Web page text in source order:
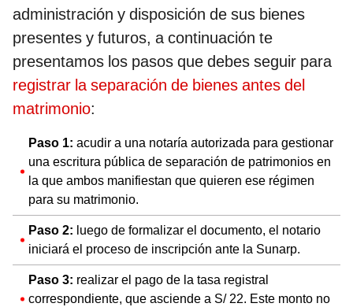
administración y disposición de sus bienes
presentes y futuros, a continuación te
presentamos los pasos que debes seguir para
registrar la separación de bienes antes del
matrimonio:
Paso 1: acudir a una notaría autorizada para gestionar
una escritura pública de separación de patrimonios en
la que ambos manifiestan que quieren ese régimen
para su matrimonio.
Paso 2: luego de formalizar el documento, el notario
iniciará el proceso de inscripción ante la Sunarp.
Paso 3: realizar el pago de la tasa registral
correspondiente, que asciende a S/ 22. Este monto no